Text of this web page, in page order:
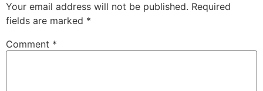
Your email address will not be published. Required
fields are marked *
Comment *